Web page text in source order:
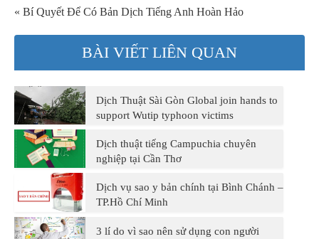
« Bí Quyết Để Có Bản Dịch Tiếng Anh Hoàn Hảo
BÀI VIẾT LIÊN QUAN
Dịch Thuật Sài Gòn Global join hands to
support Wutip typhoon victims
Dịch thuật tiếng Campuchia chuyên
nghiệp tại Cần Thơ
Dịch vụ sao y bản chính tại Bình Chánh –
TP.Hồ Chí Minh
3 lí do vì sao nên sử dụng con người